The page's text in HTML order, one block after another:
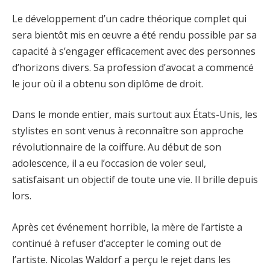
Le développement d’un cadre théorique complet qui
sera bientôt mis en œuvre a été rendu possible par sa
capacité à s’engager efficacement avec des personnes
d’horizons divers. Sa profession d’avocat a commencé
le jour où il a obtenu son diplôme de droit.
Dans le monde entier, mais surtout aux États-Unis, les
stylistes en sont venus à reconnaître son approche
révolutionnaire de la coiffure. Au début de son
adolescence, il a eu l’occasion de voler seul,
satisfaisant un objectif de toute une vie. Il brille depuis
lors.
Après cet événement horrible, la mère de l’artiste a
continué à refuser d’accepter le coming out de
l’artiste. Nicolas Waldorf a perçu le rejet dans les